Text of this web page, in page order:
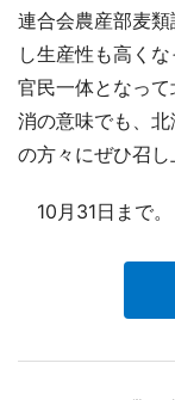
連合会農産部麦
し生産性も高く
官民一体となっ
消の意味でも、
の方々にぜひ召し
10月31日まで。